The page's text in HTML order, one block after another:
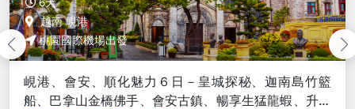
越南 峴港
桃園國際機場出發
峴港、河內、沙壩豐富遊７日－雲霧沙壩、虛擬天堂美
拍、網紅貓貓村探秘、迦南島竹籃船、巴拿山佛手金橋